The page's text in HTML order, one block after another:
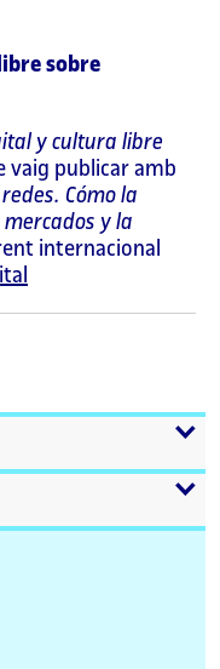
sobre
y cultura libre
vaig publicar amb
Cómo la
y la
internacional